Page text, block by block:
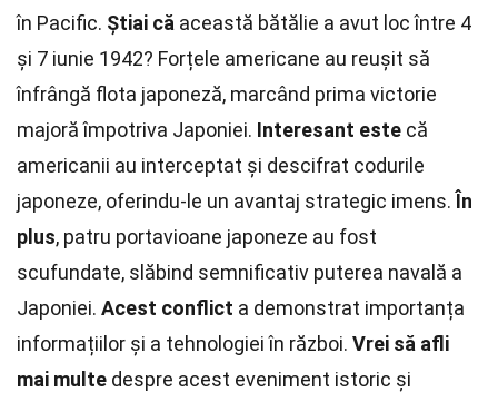
în Pacific. Știai că această bătălie a avut loc între 4
și 7 iunie 1942? Forțele americane au reușit să
înfrângă flota japoneză, marcând prima victorie
majoră împotriva Japoniei. Interesant este că
americanii au interceptat și descifrat codurile
japoneze, oferindu-le un avantaj strategic imens. În
plus, patru portavioane japoneze au fost
scufundate, slăbind semnificativ puterea navală a
Japoniei. Acest conflict a demonstrat importanța
informațiilor și a tehnologiei în război. Vrei să afli
mai multe despre acest eveniment istoric și